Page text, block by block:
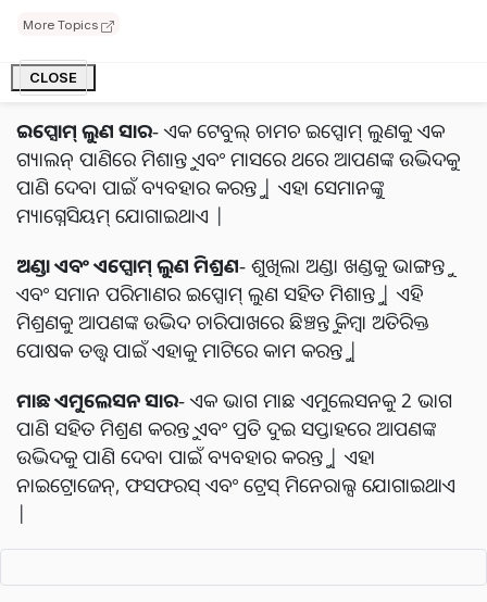
More Topics
CLOSE
ସେଗୁଡିକୁ ତୁମର ଉଦ୍ଭିଦ ଚାରିପାଖରେ ଛିଞ୍ଚନ୍ତୁ କିମ୍ବା ମାଟିରେ
ଅତ୍ୟଧିକ ଅମ୍ଳୀୟ ହୋଇପାରେ |
ଇପ୍ସୋମ୍ ଲୁଣ ସାର- ଏକ ଟେବୁଲ୍ ଚାମଚ ଇପ୍ସୋମ୍ ଲୁଣକୁ ଏକ
ଗ୍ୟାଲନ୍ ପାଣିରେ ମିଶାନ୍ତୁ ଏବଂ ମାସରେ ଥରେ ଆପଣଙ୍କ ଉଦ୍ଭିଦକୁ
ପାଣି ଦେବା ପାଇଁ ବ୍ୟବହାର କରନ୍ତୁ | ଏହା ସେମାନଙ୍କୁ
ମ୍ୟାଗ୍ନେସିୟମ୍ ଯୋଗାଇଥାଏ |
ଅଣ୍ଡା ଏବଂ ଏପ୍ସୋମ୍ ଲୁଣ ମିଶ୍ରଣ- ଶୁଖିଲା ଅଣ୍ଡା ଖଣ୍ଡକୁ ଭାଙ୍ଗନ୍ତୁ
ଏବଂ ସମାନ ପରିମାଣର ଇପ୍ସୋମ୍ ଲୁଣ ସହିତ ମିଶାନ୍ତୁ | ଏହି
ମିଶ୍ରଣକୁ ଆପଣଙ୍କ ଉଦ୍ଭିଦ ଚାରିପାଖରେ ଛିଞ୍ଚନ୍ତୁ କିମ୍ବା ଅତିରିକ୍ତ
ପୋଷକ ତତ୍ତ୍ୱ ପାଇଁ ଏହାକୁ ମାଟିରେ କାମ କରନ୍ତୁ |
ମାଛ ଏମୁଲେସନ ସାର- ଏକ ଭାଗ ମାଛ ଏମୁଲେସନକୁ 2 ଭାଗ
ପାଣି ସହିତ ମିଶ୍ରଣ କରନ୍ତୁ ଏବଂ ପ୍ରତି ଦୁଇ ସପ୍ତାହରେ ଆପଣଙ୍କ
ଉଦ୍ଭିଦକୁ ପାଣି ଦେବା ପାଇଁ ବ୍ୟବହାର କରନ୍ତୁ | ଏହା
ନାଇଟ୍ରୋଜେନ୍, ଫସଫରସ୍ ଏବଂ ଟ୍ରେସ୍ ମିନେରାଲ୍ସ ଯୋଗାଇଥାଏ
|